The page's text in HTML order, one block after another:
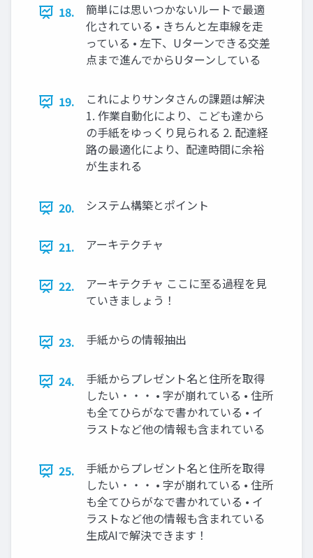
18.
簡単には思いつかないルートで最適
化されている • きちんと左車線を走
っている • 左下、Uターンできる交差
点まで進んでからUターンしている
19.
これによりサンタさんの課題は解決
1. 作業自動化により、こども達から
の手紙をゆっくり見られる 2. 配達経
路の最適化により、配達時間に余裕
が生まれる
20. システム構築とポイント
21. アーキテクチャ
22.
アーキテクチャ ここに至る過程を見
ていきましょう！
23. 手紙からの情報抽出
24.
手紙からプレゼント名と住所を取得
したい・・・ • 字が崩れている • 住所
も全てひらがなで書かれている • イ
ラストなど他の情報も含まれている
25.
手紙からプレゼント名と住所を取得
したい・・・ • 字が崩れている • 住所
も全てひらがなで書かれている • イ
ラストなど他の情報も含まれている
生成AIで解決できます！